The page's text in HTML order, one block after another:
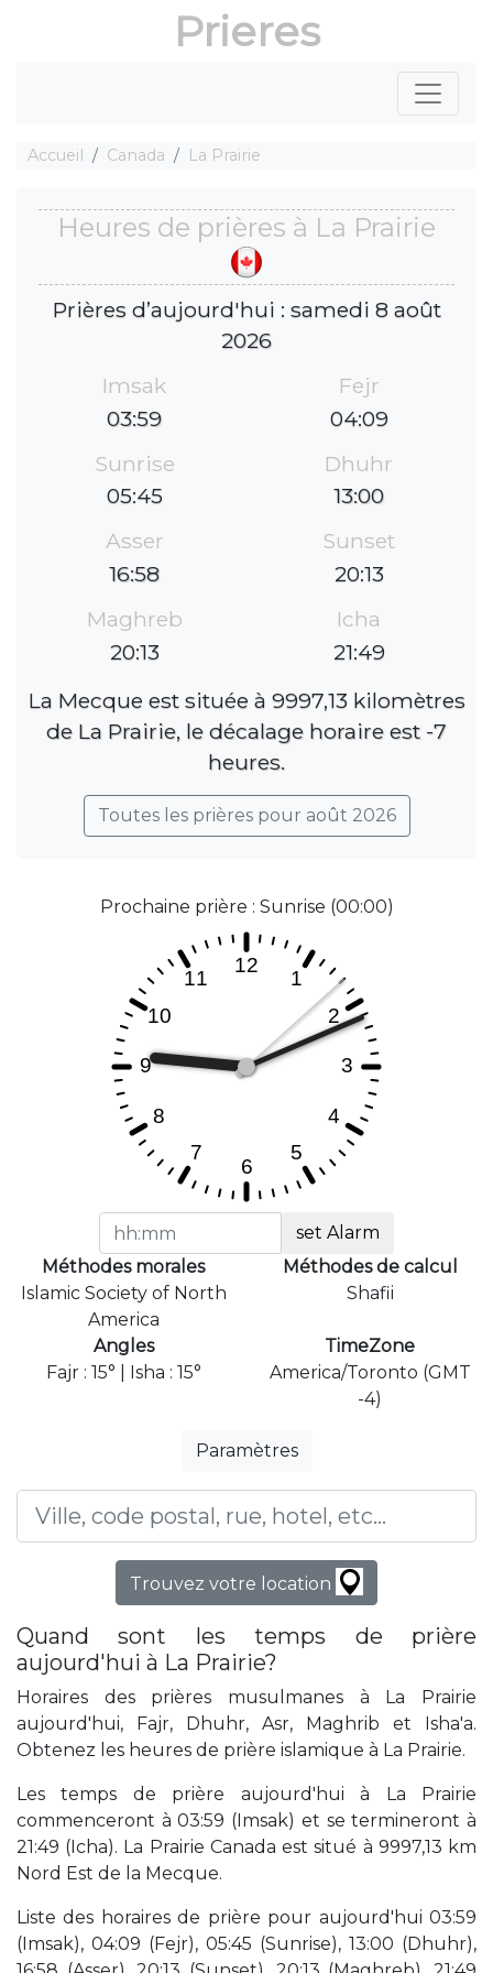
Prieres
Accueil Canada La Prairie
Heures de prières à La Prairie
Prières d’aujourd'hui : samedi 8 août
2026
Imsak
03:59
Fejr
04:09
Sunrise
05:45
Dhuhr
13:00
Asser
16:58
Sunset
20:13
Maghreb
20:13
Icha
21:49
La Mecque est située à 9997,13 kilomètres
de La Prairie, le décalage horaire est -7
heures.
Toutes les prières pour août 2026
Prochaine prière : Sunrise (00:00)
set Alarm
Méthodes morales
Islamic Society of North
America
Méthodes de calcul
Shafii
Angles
Fajr : 15° | Isha : 15°
TimeZone
America/Toronto (GMT
-4)
Paramètres
Trouvez votre location
Quand sont les temps de prière
aujourd'hui à La Prairie?
Horaires des prières musulmanes à La Prairie
aujourd'hui, Fajr, Dhuhr, Asr, Maghrib et Isha'a.
Obtenez les heures de prière islamique à La Prairie.
Les temps de prière aujourd'hui à La Prairie
commenceront à 03:59 (Imsak) et se termineront à
21:49 (Icha). La Prairie Canada est situé à 9997,13 km
Nord Est de la Mecque.
Liste des horaires de prière pour aujourd'hui 03:59
(Imsak), 04:09 (Fejr), 05:45 (Sunrise), 13:00 (Dhuhr),